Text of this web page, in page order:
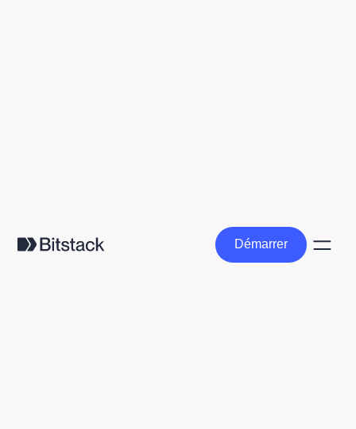
Démarrer
Démarrer